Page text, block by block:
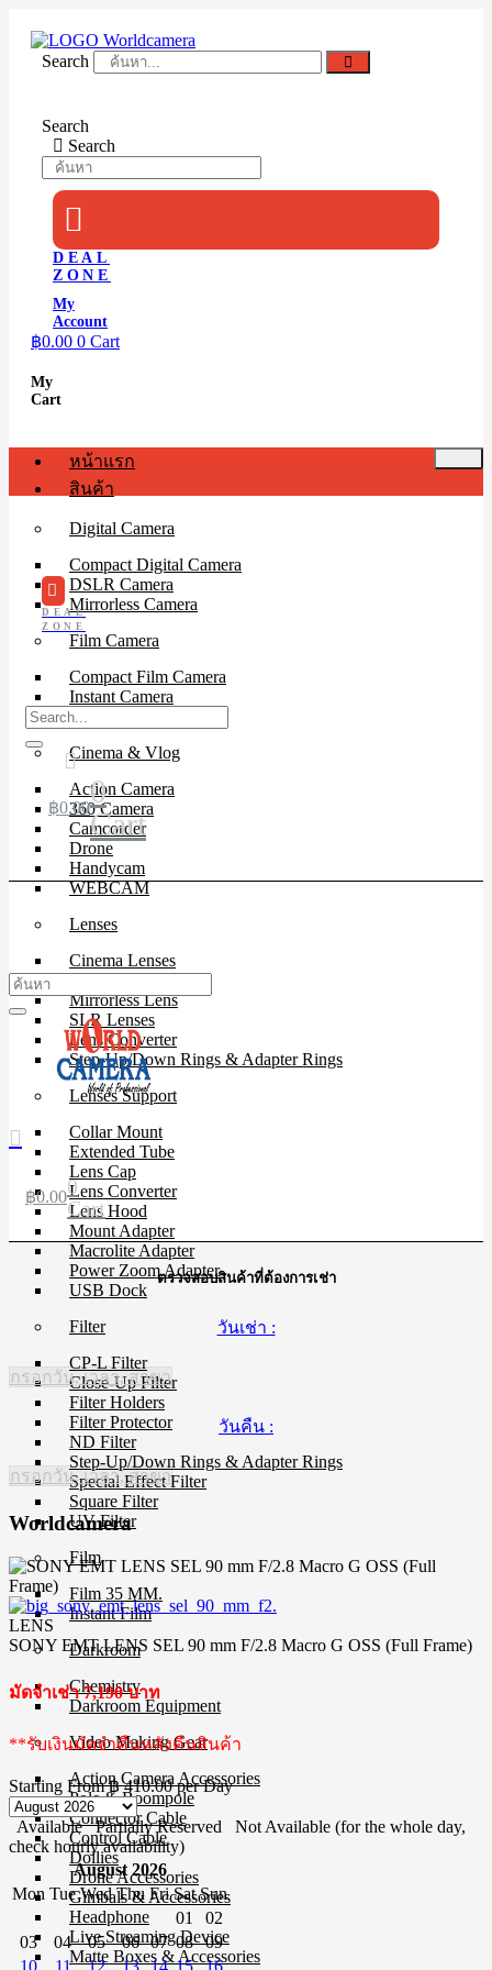
contentSearch
Search
Search
DEAL
ZONE
My
Account
฿0.00 0 Cart
My
Cart
หน้าแรก
สินค้า
Digital Camera
Compact Digital Camera
DSLR Camera
Mirrorless Camera
Film Camera
Compact Film Camera
Instant Camera
SLR Camera
Cinema & Vlog
Action Camera
360 Camera
Camcorder
Drone
Handycam
WEBCAM
Lenses
Cinema Lenses
DSLR Lens
Mirrorless Lens
SLR Lenses
Lens Converter
Step-Up/Down Rings & Adapter Rings
Lenses Support
Collar Mount
Extended Tube
Lens Cap
Lens Converter
Lens Hood
Mount Adapter
Macrolite Adapter
Power Zoom Adapter
USB Dock
Filter
CP-L Filter
Close-Up Filter
Filter Holders
Filter Protector
ND Filter
Step-Up/Down Rings & Adapter Rings
Special Effect Filter
Square Filter
UV Filter
Film
Film 35 MM.
Instant Film
Darkroom
Chemistry
Darkroom Equipment
Video Making Gear
Action Camera Accessories
Pole & Boompole
Connector Cable
Control Cable
Dollies
Drone Accessories
Gimbals & Accessories
Headphone
Live Streaming Device
Matte Boxes & Accessories
DEAL
ZONE
฿0.000
Cart
฿0.000
Cart
ตรวจสอบสินค้าที่ต้องการเช่า
วันเช่า :
กรอกวัน, เวลา, สาขา
วันคืน :
กรอกวัน, เวลา, สาขา
Worldcamera
LENS
SONY EMT LENS SEL 90 mm F/2.8 Macro G OSS (Full Frame)
มัดจำเช่า 7,190 บาท
**รับเงินมัดจำคืนหลังคืนสินค้า
Starting From ฿ 410.00 per Day
Available Partially Reserved
Not Available (for the whole day,
check hourly availability)
August 2026
Mon Tue Wed Thu Fri Sat Sun
01
02
03
04 05 06 07 08
09
10
11 12 13 14 15
16